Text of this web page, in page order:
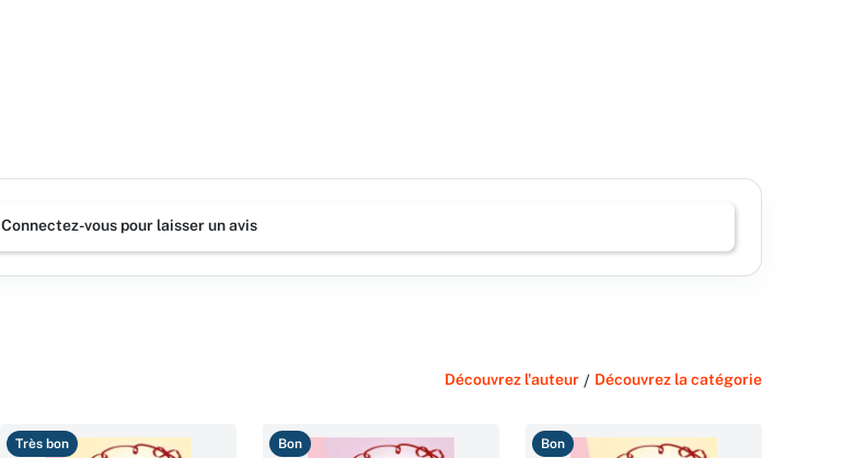
Connectez-vous pour laisser un avis
Découvrez l'auteur / Découvrez la catégorie
Très bon Bon Bon